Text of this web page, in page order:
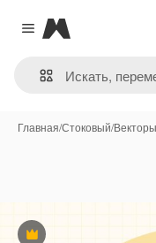
Close menu
Magnific
Главная/Стоковый/Векторы